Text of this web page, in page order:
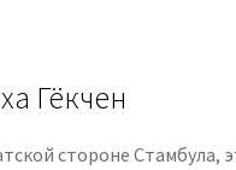
Гёкчен
стороне